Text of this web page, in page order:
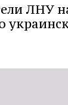
ЛНУ